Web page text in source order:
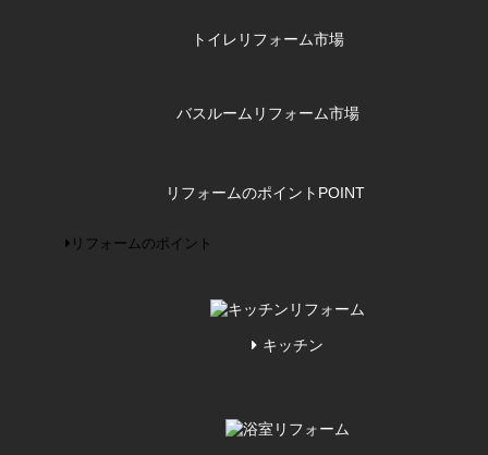
トイレリフォーム市場
バスルームリフォーム市場
リフォームのポイント POINT
リフォームのポイント
キッチン